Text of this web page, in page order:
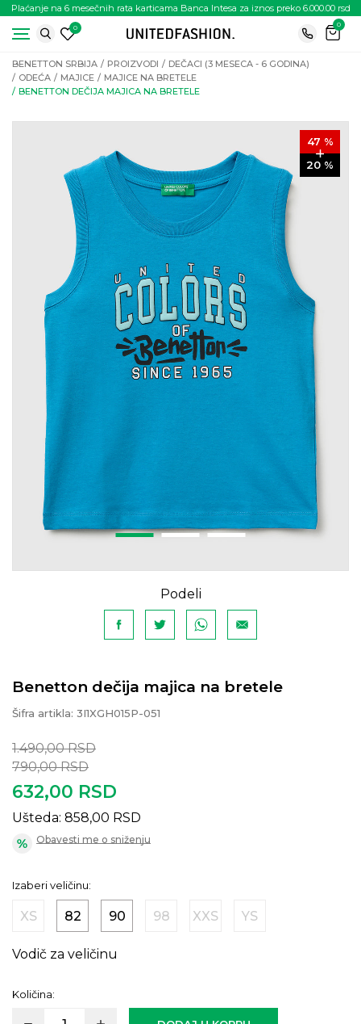
Plaćanje na 6 mesečnih rata karticama Banca Intesa za iznos preko 6.000.00 rsd
0
0
BENETTON SRBIJA PROIZVODI
DEČACI (3 MESECA - 6 GODINA)
ODEĆA
MAJICE
MAJICE NA BRETELE
BENETTON DEČIJA MAJICA NA BRETELE
47 %
20 %
Podeli
Benetton dečija majica na bretele
Šifra artikla: 3I1XGH015P-051
1.490,00 RSD
790,00 RSD
632,00 RSD
Ušteda: 858,00 RSD
Obavesti me o sniženju
Izaberi veličinu:
XS 82 90 98 XXS YS
Vodič za veličinu
Količina: